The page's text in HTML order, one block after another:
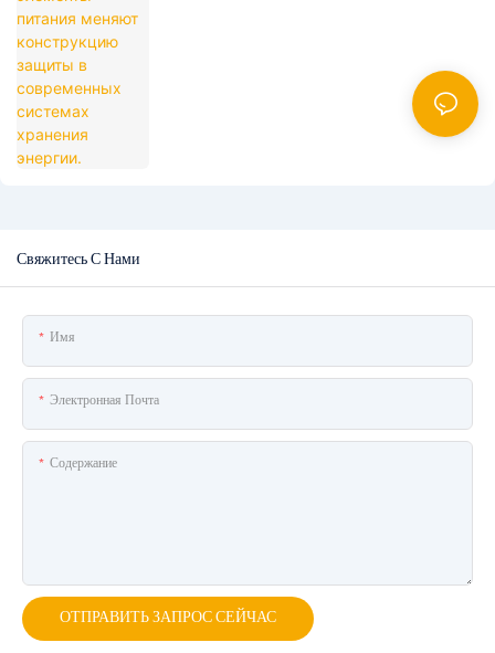
Свяжитесь С Нами
Имя
Электронная Почта
Содержание
ОТПРАВИТЬ ЗАПРОС СЕЙЧАС